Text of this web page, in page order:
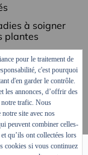
à soigner
plantes
des plantes
vertes
et vidéos
pour le traitement de
c'est pourquoi
d'en garder le contrôle.
les annonces, d’offrir des
notre trafic. Nous
site avec nos
peuvent combiner celles-
qu’ils ont collectées lors
cookies si vous continuez